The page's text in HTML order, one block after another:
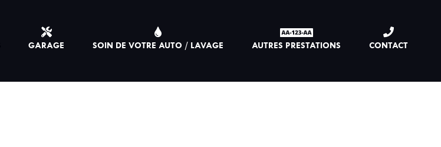
GARAGE SOIN DE VOTRE AUTO / LAVAGE AUTRES PRESTATIONS CONTACT